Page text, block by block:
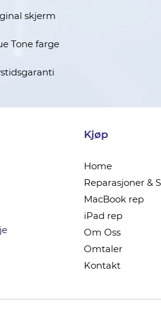
skjerm
Tone farge
Kjøp
Home
Reparasjoner &
MacBook rep
iPad rep
Om Oss
Omtaler
Kontakt